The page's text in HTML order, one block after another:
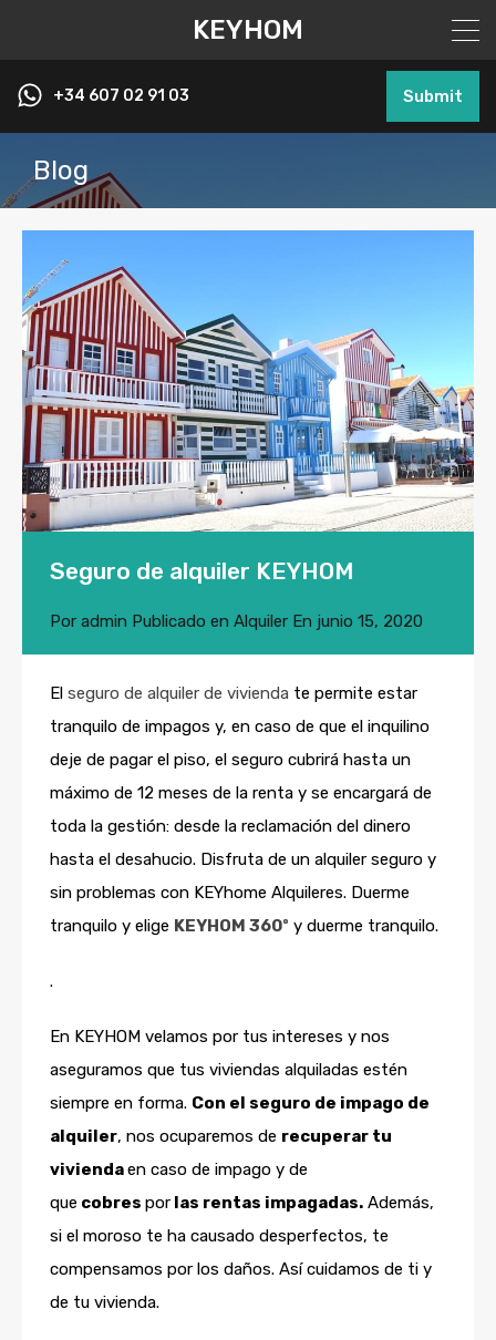
KEYHOM
+34 607 02 91 03 Submit
Blog
Seguro de alquiler KEYHOM
Por admin Publicado en Alquiler En junio 15, 2020
El seguro de alquiler de vivienda te permite estar
tranquilo de impagos y, en caso de que el inquilino
deje de pagar el piso, el seguro cubrirá hasta un
máximo de 12 meses de la renta y se encargará de
toda la gestión: desde la reclamación del dinero
hasta el desahucio. Disfruta de un alquiler seguro y
sin problemas con KEYhome Alquileres. Duerme
tranquilo y elige KEYHOM 360º y duerme tranquilo.
.
En KEYHOM velamos por tus intereses y nos
aseguramos que tus viviendas alquiladas estén
siempre en forma. Con el seguro de impago de
alquiler, nos ocuparemos de recuperar tu
viviendaen caso de impago y de
que cobres por las rentas impagadas. Además,
si el moroso te ha causado desperfectos, te
compensamos por los daños. Así cuidamos de ti y
de tu vivienda.